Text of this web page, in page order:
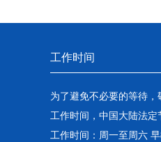
工作时间
为了避免不必要的等待
工作时间，中国大陆法定
工作时间：周一至周六